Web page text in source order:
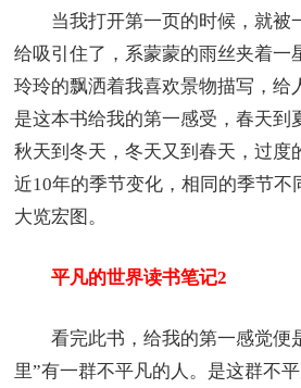
当我打开第一页的时候，就被
给吸引住了，系蒙蒙的雨丝夹着一
玲玲的飘洒着我喜欢景物描写，给
是这本书给我的第一感受，春天到
秋天到冬天，冬天又到春天，过度
近10年的季节变化，相同的季节不
大览宏图。
平凡的世界读书笔记2
看完此书，给我的第一感觉便
里”有一群不平凡的人。是这群不